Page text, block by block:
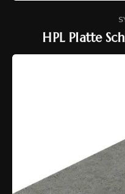
HPL Platte